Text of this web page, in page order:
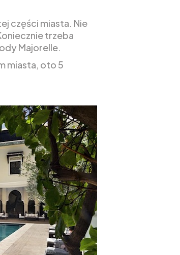
części miasta. Nie
trzeba
Majorelle.
miasta, oto 5